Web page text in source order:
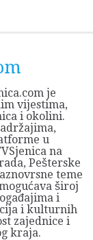
je
vijestima,
i okolini.
u
na
Pešterske
teme
široj
i
i kulturnih
zajednice i
kraja.